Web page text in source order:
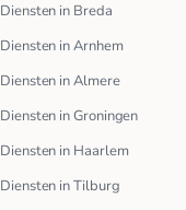
Diensten in Breda
Diensten in Arnhem
Diensten in Almere
Diensten in Groningen
Diensten in Haarlem
Diensten in Tilburg